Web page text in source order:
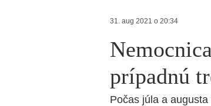
31. aug 2021 o 20:34
prípadnú
Počas júla a